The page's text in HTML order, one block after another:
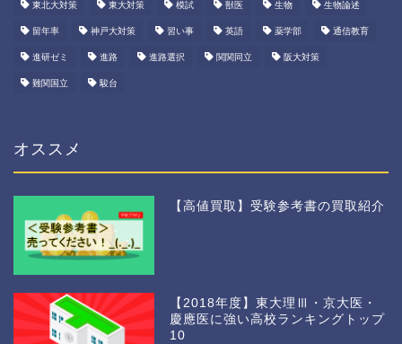
東北大対策 東大対策 模試 獣医 生物 生物論述
留年率 神戸大対策 習い事 英語 薬学部 通信教育
進研ゼミ 進路 進路選択 関関同立 阪大対策
難関国立 駿台
オススメ
【高値買取】受験参考書の買取紹介
【2018年度】東大理Ⅲ・京大医・
慶應医に強い高校ランキングトップ
10